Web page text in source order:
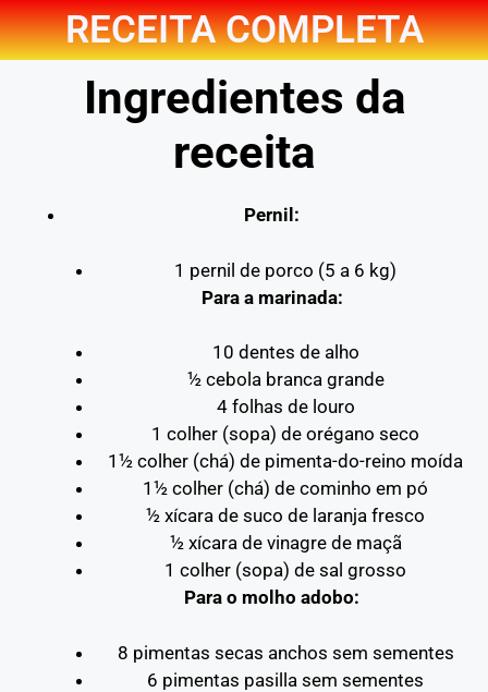
RECEITA COMPLETA
Ingredientes da
receita
Pernil:
1 pernil de porco (5 a 6 kg)
Para a marinada:
10 dentes de alho
½ cebola branca grande
4 folhas de louro
1 colher (sopa) de orégano seco
1½ colher (chá) de pimenta-do-reino moída
1½ colher (chá) de cominho em pó
½ xícara de suco de laranja fresco
½ xícara de vinagre de maçã
1 colher (sopa) de sal grosso
Para o molho adobo:
8 pimentas secas anchos sem sementes
6 pimentas pasilla sem sementes